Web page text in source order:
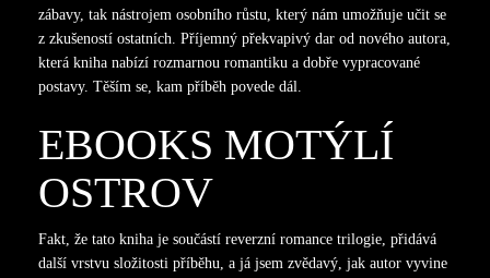
zábavy, tak nástrojem osobního růstu, který nám umožňuje učit se
z zkušeností ostatních. Příjemný překvapivý dar od nového autora,
která kniha nabízí rozmarnou romantiku a dobře vypracované
postavy. Těším se, kam příběh povede dál.
EBOOKS MOTÝLÍ
OSTROV
Fakt, že tato kniha je součástí reverzní romance trilogie, přidává
další vrstvu složitosti příběhu, a já jsem zvědavý, jak autor vyvine